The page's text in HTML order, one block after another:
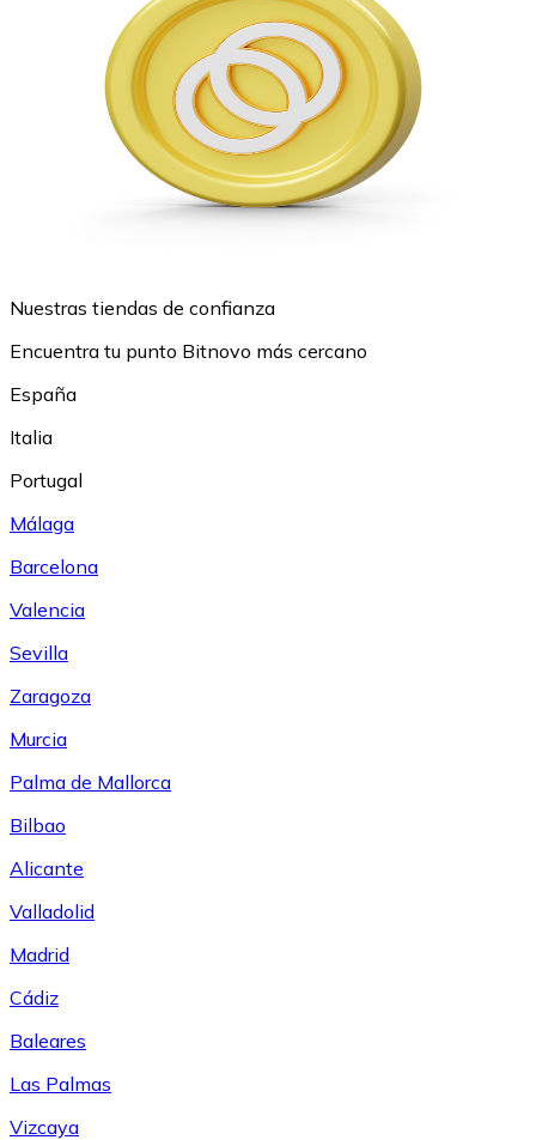
Nuestras tiendas de confianza
Encuentra tu punto Bitnovo más cercano
España
Italia
Portugal
Málaga
Barcelona
Valencia
Sevilla
Zaragoza
Murcia
Palma de Mallorca
Bilbao
Alicante
Valladolid
Madrid
Cádiz
Baleares
Las Palmas
Vizcaya